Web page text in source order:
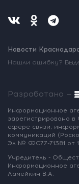
Новости
Нашли ошибку?
Разработано —
Информационное
зарегистрировано в
сфере связи,
коммуникаций
Эл № ФС77-71381 от
Учредитель -
Информационное
Ламейкин В.А.